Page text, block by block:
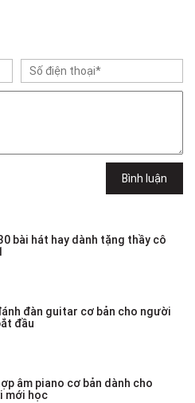
Bình luận
bài hát hay dành tặng thầy cô
đàn guitar cơ bản cho người
đầu
âm piano cơ bản dành cho
mới học